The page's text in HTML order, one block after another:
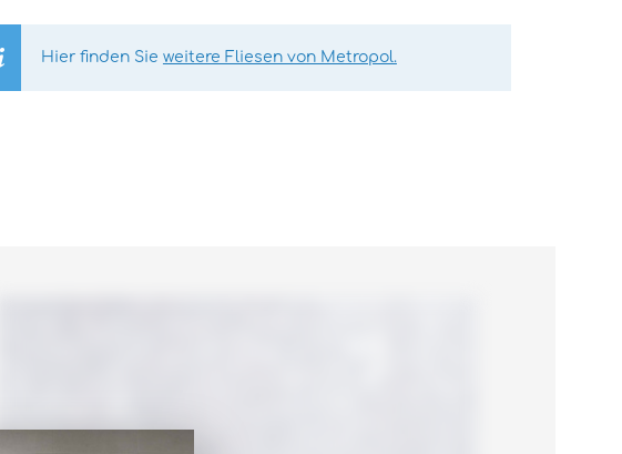
Hier finden Sie weitere Fliesen von Metropol.